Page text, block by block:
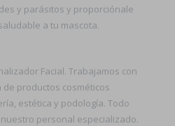
y parásitos y proporciónale
a tu mascota.
Facial. Trabajamos con
de productos cosméticos
estética y podología. Todo
personal especializado.